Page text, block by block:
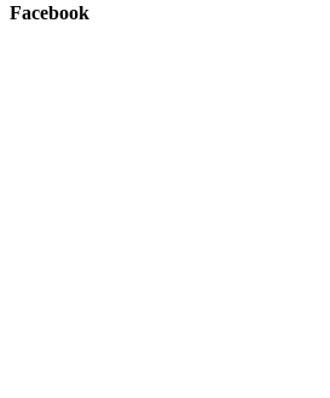
Facebook